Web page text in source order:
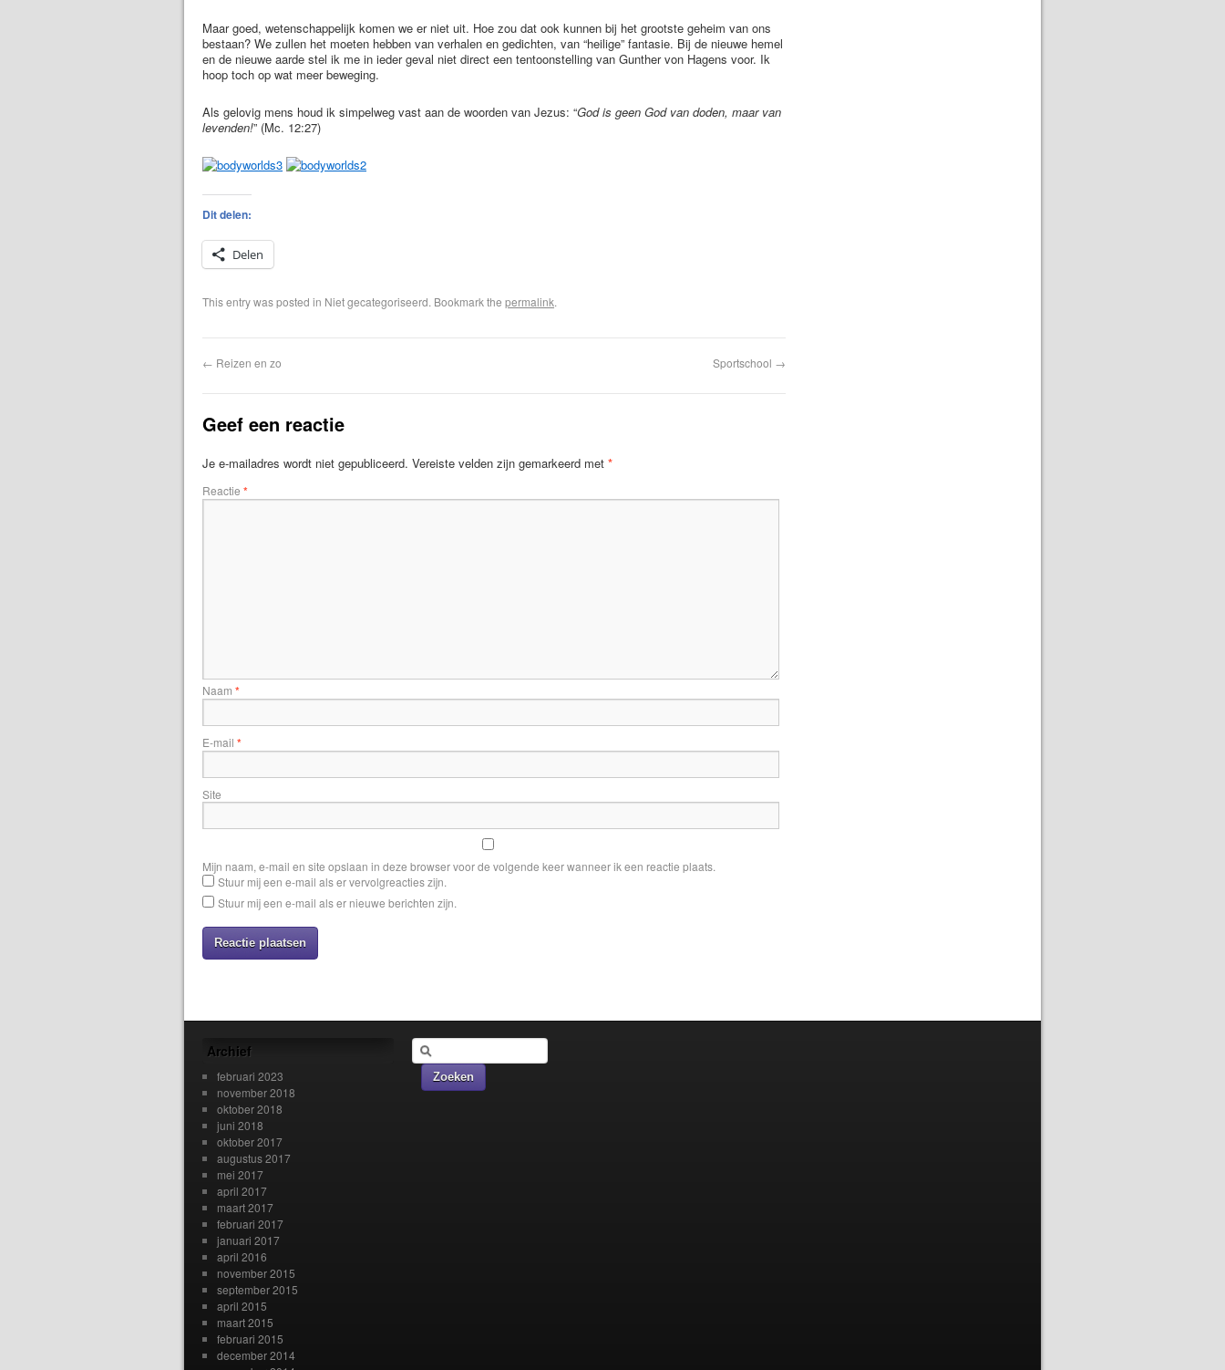
Maar goed, wetenschappelijk komen we er niet uit. Hoe zou dat ook kunnen bij het grootste geheim van ons
bestaan? We zullen het moeten hebben van verhalen en gedichten, van “heilige” fantasie. Bij de nieuwe hemel
en de nieuwe aarde stel ik me in ieder geval niet direct een tentoonstelling van Gunther von Hagens voor. Ik
hoop toch op wat meer beweging.
Als gelovig mens houd ik simpelweg vast aan de woorden van Jezus: “God is geen God van doden, maar van
levenden!” (Mc. 12:27)
Dit delen:
Delen
This entry was posted in Niet gecategoriseerd. Bookmark the permalink.
← Reizen en zo Sportschool →
Geef een reactie
Je e-mailadres wordt niet gepubliceerd. Vereiste velden zijn gemarkeerd met *
Reactie *
Naam *
E-mail *
Site
Mijn naam, e-mail en site opslaan in deze browser voor de volgende keer wanneer ik een reactie plaats.
Stuur mij een e-mail als er vervolgreacties zijn.
Stuur mij een e-mail als er nieuwe berichten zijn.
Archief
februari 2023
november 2018
oktober 2018
juni 2018
oktober 2017
augustus 2017
mei 2017
april 2017
maart 2017
februari 2017
januari 2017
april 2016
november 2015
september 2015
april 2015
maart 2015
februari 2015
december 2014